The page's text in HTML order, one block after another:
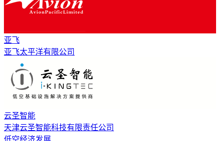
亚飞
亚飞太平洋有限公司
云圣智能
天津云圣智能科技有限责任公司
低空经济发展